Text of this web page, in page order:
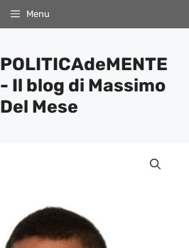
Menu
POLITICAdeMENTE
- Il blog di Massimo
Del Mese